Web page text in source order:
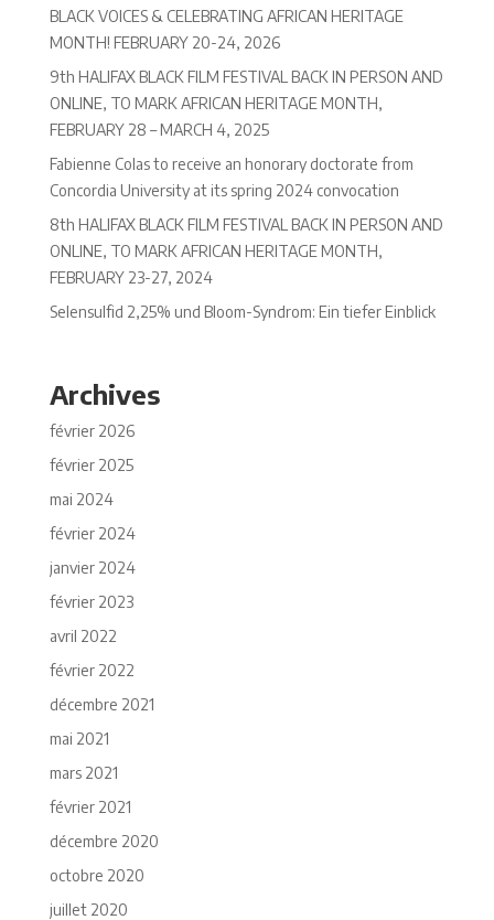
BLACK VOICES & CELEBRATING AFRICAN HERITAGE
MONTH! FEBRUARY 20-24, 2026
9th HALIFAX BLACK FILM FESTIVAL BACK IN PERSON AND
ONLINE, TO MARK AFRICAN HERITAGE MONTH,
FEBRUARY 28 – MARCH 4, 2025
Fabienne Colas to receive an honorary doctorate from
Concordia University at its spring 2024 convocation
8th HALIFAX BLACK FILM FESTIVAL BACK IN PERSON AND
ONLINE, TO MARK AFRICAN HERITAGE MONTH,
FEBRUARY 23-27, 2024
Selensulfid 2,25% und Bloom-Syndrom: Ein tiefer Einblick
Archives
février 2026
février 2025
mai 2024
février 2024
janvier 2024
février 2023
avril 2022
février 2022
décembre 2021
mai 2021
mars 2021
février 2021
décembre 2020
octobre 2020
juillet 2020